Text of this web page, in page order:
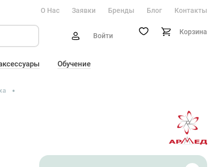
О Нас Заявки Бренды Блог Контакты
Войти Корзина
Обучение